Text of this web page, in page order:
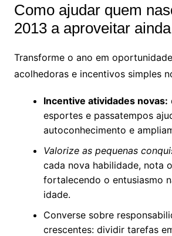
Como ajudar quem
2013 a aproveitar
Transforme o ano em
acolhedoras e incentivos simples
Incentive atividades novas:
esportes e passatempos
autoconhecimento e
Valorize as pequenas
cada nova habilidade, nota
fortalecendo o entusiasmo
idade.
Converse sobre
crescentes: dividir tarefas